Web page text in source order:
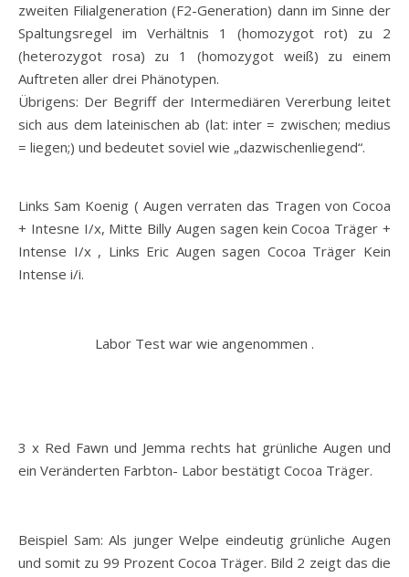
zweiten Filialgeneration (F2-Generation) dann im Sinne der
Spaltungsregel im Verhältnis 1 (homozygot rot) zu 2
(heterozygot rosa) zu 1 (homozygot weiß) zu einem
Auftreten aller drei Phänotypen.
Übrigens: Der Begriff der Intermediären Vererbung leitet
sich aus dem lateinischen ab (lat: inter = zwischen; medius
= liegen;) und bedeutet soviel wie „dazwischenliegend“.
Links Sam Koenig ( Augen verraten das Tragen von Cocoa
+ Intesne I/x, Mitte Billy Augen sagen kein Cocoa Träger +
Intense I/x , Links Eric Augen sagen Cocoa Träger Kein
Intense i/i.
Labor Test war wie angenommen .
3 x Red Fawn und Jemma rechts hat grünliche Augen und
ein Veränderten Farbton- Labor bestätigt Cocoa Träger.
Beispiel Sam: Als junger Welpe eindeutig grünliche Augen
und somit zu 99 Prozent Cocoa Träger. Bild 2 zeigt das die